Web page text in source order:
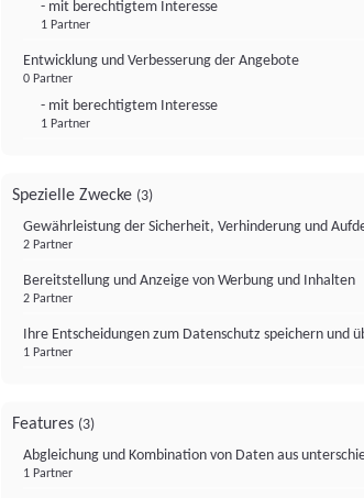
- mit berechtigtem Interesse
1 Partner
Entwicklung und Verbesserung der Angebote
0 Partner
- mit berechtigtem Interesse
1 Partner
Spezielle Zwecke (3)
Gewährleistung der Sicherheit, Verhinderung und
2 Partner
Bereitstellung und Anzeige von Werbung und Inhalten
2 Partner
Ihre Entscheidungen zum Datenschutz speichern und
1 Partner
Features (3)
Abgleichung und Kombination von Daten aus
1 Partner